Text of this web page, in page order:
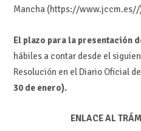
Mancha (https://www.jccm.es//
El plazo para la presentación
hábiles a contar desde el
Resolución en el Diario Oficial
30 de enero).
ENLACE AL